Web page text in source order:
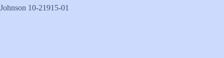
Johnson 10-21915-01